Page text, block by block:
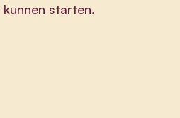
starten.